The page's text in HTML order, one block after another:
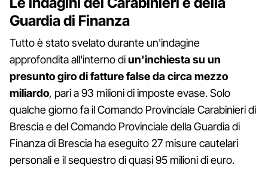
Guardia di Finanza
Tutto è stato svelato durante un'indagine
approfondita all'interno diun'inchiesta su un
presunto giro di fatture false da circa mezzo
miliardo, pari a 93 milioni di imposte evase. Solo
qualche giorno fa il Comando Provinciale Carabinieri di
Brescia e del Comando Provinciale della Guardia di
Finanza di Brescia ha eseguito 27 misure cautelari
personali e il sequestro di quasi 95 milioni di euro.